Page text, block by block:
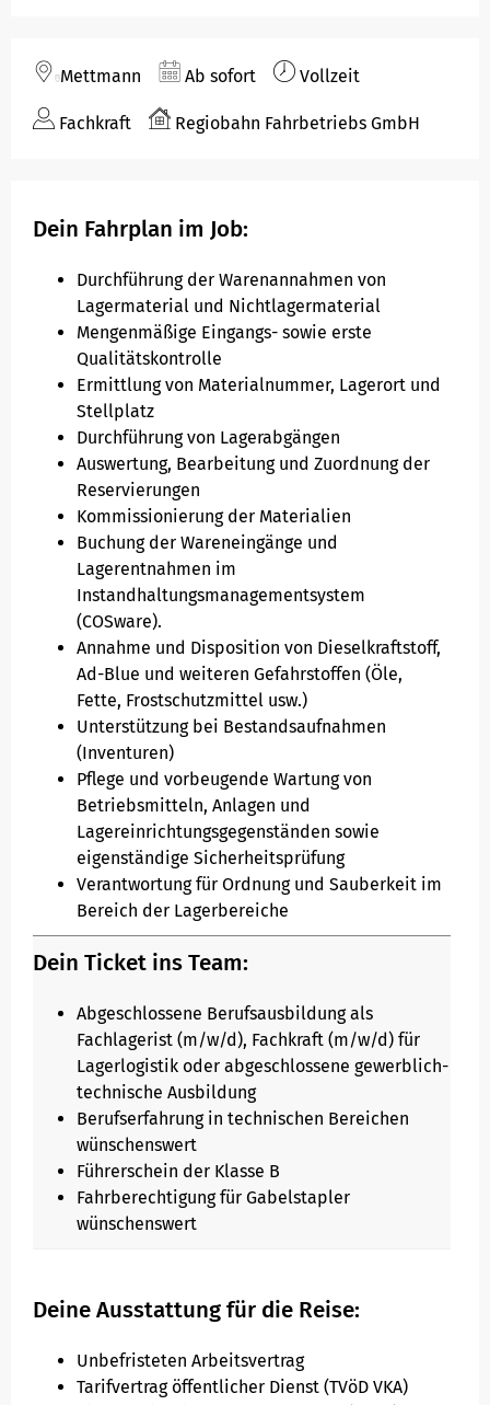
Mettmann Ab sofort Vollzeit
Fachkraft Regiobahn Fahrbetriebs GmbH
Dein Fahrplan im Job:
Durchführung der Warenannahmen von
Lagermaterial und Nichtlagermaterial
Mengenmäßige Eingangs- sowie erste
Qualitätskontrolle
Ermittlung von Materialnummer, Lagerort und
Stellplatz
Durchführung von Lagerabgängen
Auswertung, Bearbeitung und Zuordnung der
Reservierungen
Kommissionierung der Materialien
Buchung der Wareneingänge und
Lagerentnahmen im
Instandhaltungsmanagementsystem
(COSware).
Annahme und Disposition von Dieselkraftstoff,
Ad-Blue und weiteren Gefahrstoffen (Öle,
Fette, Frostschutzmittel usw.)
Unterstützung bei Bestandsaufnahmen
(Inventuren)
Pflege und vorbeugende Wartung von
Betriebsmitteln, Anlagen und
Lagereinrichtungsgegenständen sowie
eigenständige Sicherheitsprüfung
Verantwortung für Ordnung und Sauberkeit im
Bereich der Lagerbereiche
Dein Ticket ins Team:
Abgeschlossene Berufsausbildung als
Fachlagerist (m/w/d), Fachkraft (m/w/d) für
Lagerlogistik oder abgeschlossene gewerblich-
technische Ausbildung
Berufserfahrung in technischen Bereichen
wünschenswert
Führerschein der Klasse B
Fahrberechtigung für Gabelstapler
wünschenswert
Deine Ausstattung für die Reise:
Unbefristeten Arbeitsvertrag
Tarifvertrag öffentlicher Dienst (TVöD VKA)